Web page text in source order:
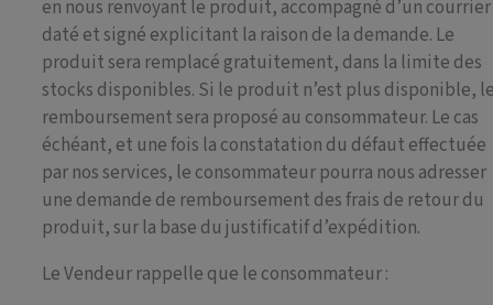
en nous renvoyant le produit, accompagné d’un courrier
daté et signé explicitant la raison de la demande. Le
produit sera remplacé gratuitement, dans la limite des
stocks disponibles. Si le produit n’est plus disponible,
remboursement sera proposé au consommateur. Le cas
échéant, et une fois la constatation du défaut effectuée
par nos services, le consommateur pourra nous adresser
une demande de remboursement des frais de retour du
produit, sur la base du justificatif d’expédition.
Le Vendeur rappelle que le consommateur :